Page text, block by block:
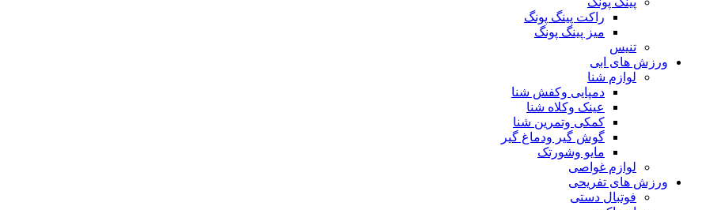
راکت پینگ پونگ
میز پینگ پونگ
تنیس
ورزش های ابی
لوازم شنا
دمپایی وکفش شنا
عینک وکلاه شنا
کمکی وتمرین شنا
گوش گیر ودماغ گیر
مایو وشورتک
لوازم غواصی
ورزش های تفریحی
فوتبال دستی